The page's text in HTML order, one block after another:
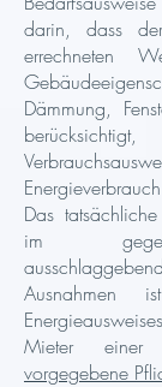
darin, dass
errechneten
Dämmung,
Das
im
Ausnahmen
Mieter
vorgegebene